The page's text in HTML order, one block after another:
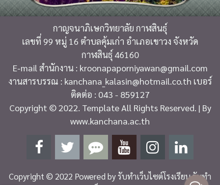
กาญจนาภิเษกวิทยาลัย กาฬสินธุ์
เลขที่ 99 หมู่ 16 ตำบลคุ้มเก่า อำเภอเขาวง จังหวัด
กาฬสินธุ์ 46160
E-mail สำนักงาน : kroonapaporniyawan@gmail.com
งานสารบรรณ : kanchana_kalasin@hotmail.co.th เบอร์
ติดต่อ : 043 - 859127
Copyright © 2022. Template All Rights Reserved. | By
www.kanchana.ac.th
Copyright © 2022 Powered byรับทำเว็บไซต์โรงเรียน รับทำ